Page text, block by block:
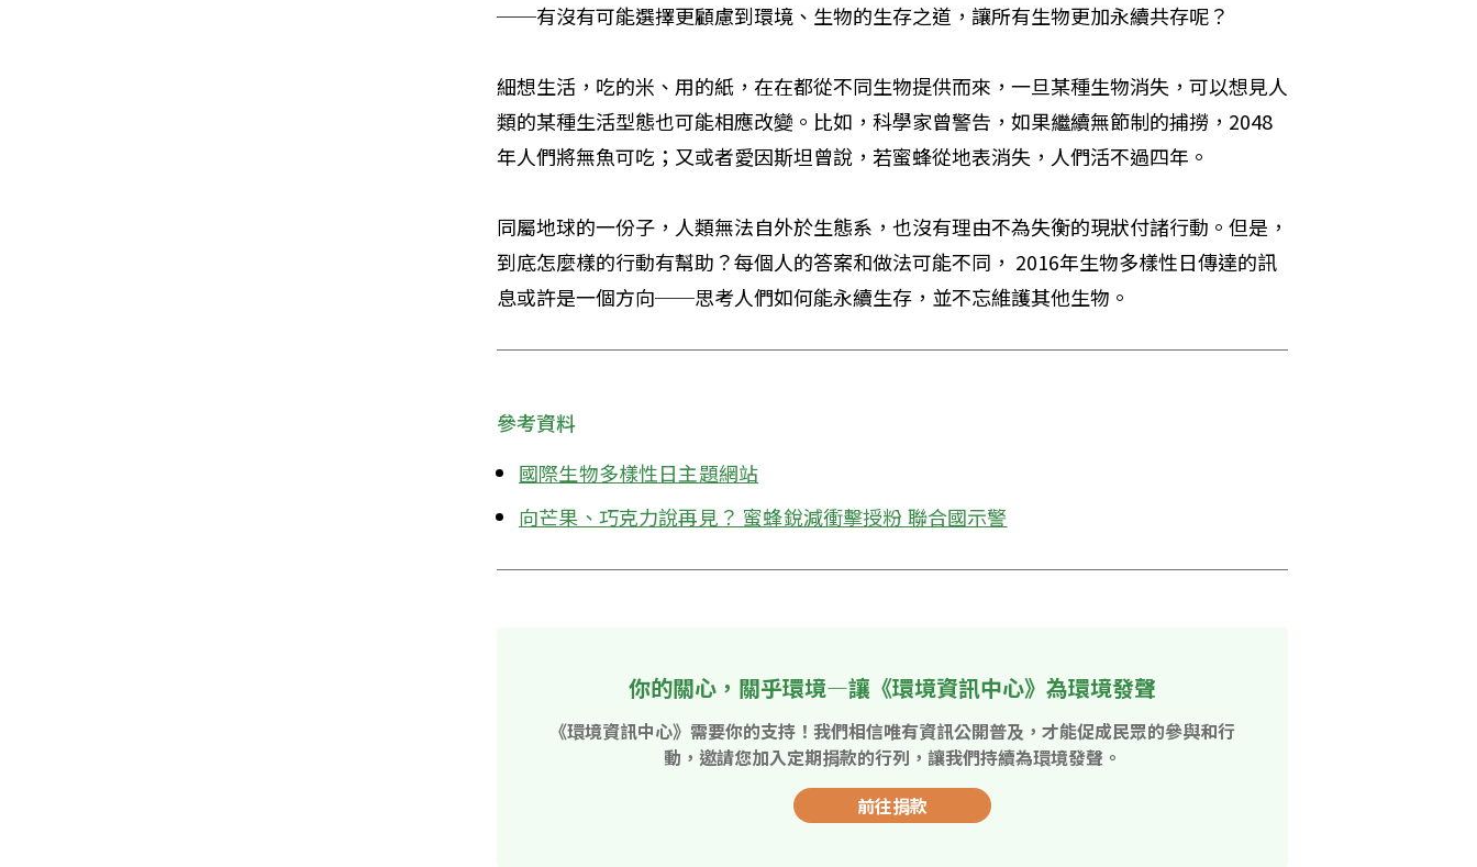
──有沒有可能選擇更顧慮到環境、生物的生存之道，讓所有生物更加永續共存呢？
細想生活，吃的米、用的紙，在在都從不同生物提供而來，一旦某種生物消失，可以想見人
類的某種生活型態也可能相應改變。比如，科學家曾警告，如果繼續無節制的捕撈，2048
年人們將無魚可吃；又或者愛因斯坦曾說，若蜜蜂從地表消失，人們活不過四年。
同屬地球的一份子，人類無法自外於生態系，也沒有理由不為失衡的現狀付諸行動。但是，
到底怎麼樣的行動有幫助？每個人的答案和做法可能不同， 2016年生物多樣性日傳達的訊
息或許是一個方向──思考人們如何能永續生存，並不忘維護其他生物。
參考資料
國際生物多樣性日主題網站
向芒果、巧克力說再見？ 蜜蜂銳減衝擊授粉 聯合國示警
你的關心，關乎環境—讓《環境資訊中心》為環境發聲
《環境資訊中心》需要你的支持！我們相信唯有資訊公開普及，才能促成民眾的參與和行
動，邀請您加入定期捐款的行列，讓我們持續為環境發聲。
前往捐款